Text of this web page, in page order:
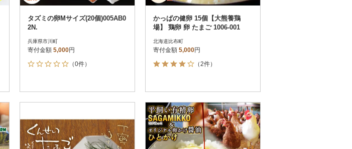
タズミの卵Mサイズ(20個)005AB0
2N.
兵庫県市川町
寄付金額 5,000円
（0件）
かっぱの健卵 15個【大熊養鶏
場】 鶏卵 卵 たまご 1006-001
北海道比布町
寄付金額 5,000円
（2件）